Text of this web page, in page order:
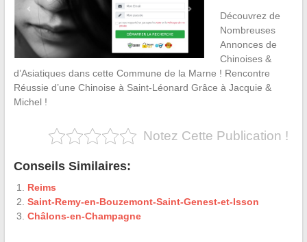
Découvrez de
Nombreuses
Annonces de
Chinoises &
d’Asiatiques dans cette Commune de la Marne ! Rencontre
Réussie d’une Chinoise à Saint-Léonard Grâce à Jacquie &
Michel !
Notez Cette Publication !
Conseils Similaires:
Reims
Saint-Remy-en-Bouzemont-Saint-Genest-et-Isson
Châlons-en-Champagne